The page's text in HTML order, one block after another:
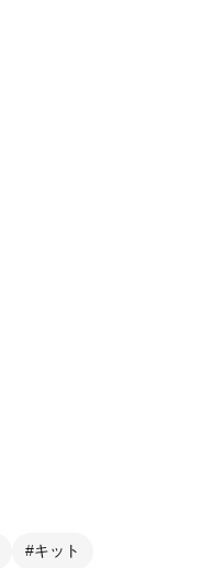
#キット